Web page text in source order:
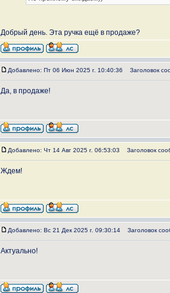
Добрый день. Эта ручка ещё в продаже?
Добавлено: Пт 06 Июн 2025 г. 10:40:36 Заголовок
Да, в продаже!
Добавлено: Чт 14 Авг 2025 г. 06:53:03 Заголовок
Ждем!
Добавлено: Вс 21 Дек 2025 г. 09:30:14 Заголовок
Актуально!